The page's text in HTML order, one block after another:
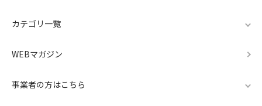
カテゴリ一覧
WEBマガジン
事業者の方はこちら